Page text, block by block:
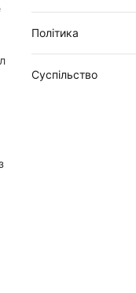
Політика
Суспільство